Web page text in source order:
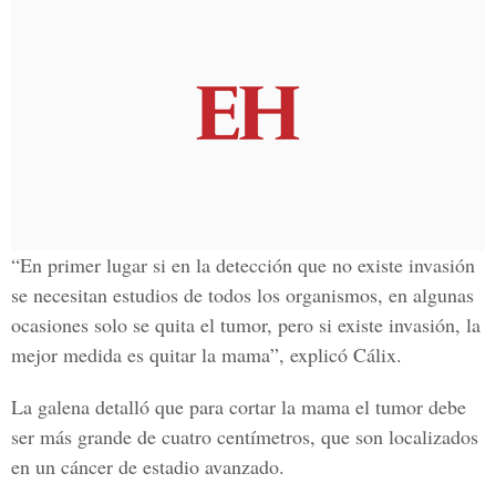
“En primer lugar si en la detección que no existe invasión
se necesitan estudios de todos los organismos, en algunas
ocasiones solo se quita el tumor, pero si existe invasión, la
mejor medida es quitar la mama”, explicó Cálix.
La galena detalló que para cortar la mama el tumor debe
ser más grande de cuatro centímetros, que son localizados
en un cáncer de estadio avanzado.